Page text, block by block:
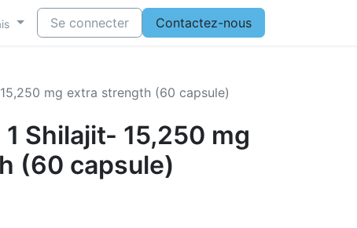
Se connecter Contactez-nous
mg extra strength (60 capsule)
Shilajit- 15,250 mg
(60 capsule)